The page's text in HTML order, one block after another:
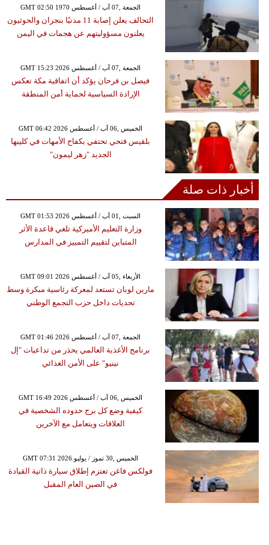
GMT 02:50 1970 الجمعة ,07 آب / أغسطس
التحالف يعلن إصابة 11 مدنيًا بنجران والحوثيون
يعلنون مسؤوليتهم عن هجمات في اليمن
GMT 15:23 2026 الجمعة ,07 آب / أغسطس
فيصل بن فرحان يؤكد أن اتفاقية مكة تعكس
الإرادة السياسية لحماية أمن المنطقة
GMT 06:42 2026 الخميس ,06 آب / أغسطس
بلقيس فتحي تحتفي بكفاح الأمهات في كليبها
الجديد "زهر ليمون"
أخبار ذات صلة
GMT 01:53 2026 السبت ,01 آب / أغسطس
وزارة التعليم الأميركية تلغي قاعدة الأثر
المتباين لتقييم التمييز في المدارس
GMT 09:01 2026 الأربعاء ,05 آب / أغسطس
مارين لوبان تستعد لمعركة رئاسية مبكرة وسط
تحديات داخل حزب التجمع الوطني
GMT 01:46 2026 الجمعة ,07 آب / أغسطس
برنامج الأغذية العالمي يحذر من تداعيات "إل
نينيو" على الأمن الغذائي
GMT 16:49 2026 الخميس ,06 آب / أغسطس
كيفية وضع كل برج حدوده الشخصية في
العلاقات ويتعامل مع الآخرين
GMT 07:31 2026 الخميس ,30 تموز / يوليو
فولكس فاغن تعتزم إطلاق سيارة ذاتية القيادة
في الصين العام المقبل